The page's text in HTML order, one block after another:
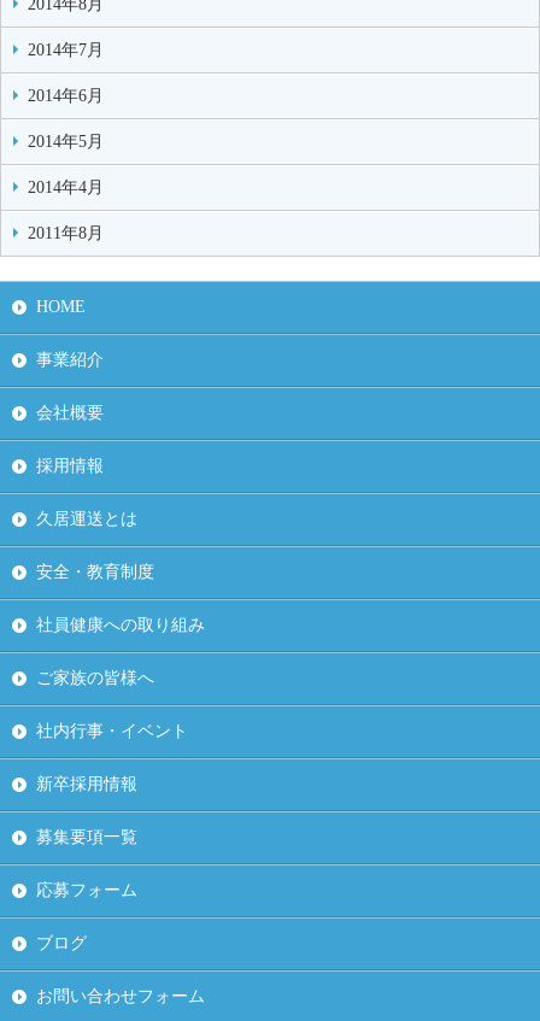
2014年8月
2014年7月
2014年6月
2014年5月
2014年4月
2011年8月
HOME
事業紹介
会社概要
採用情報
久居運送とは
安全・教育制度
社員健康への取り組み
ご家族の皆様へ
社内行事・イベント
新卒採用情報
募集要項一覧
応募フォーム
ブログ
お問い合わせフォーム